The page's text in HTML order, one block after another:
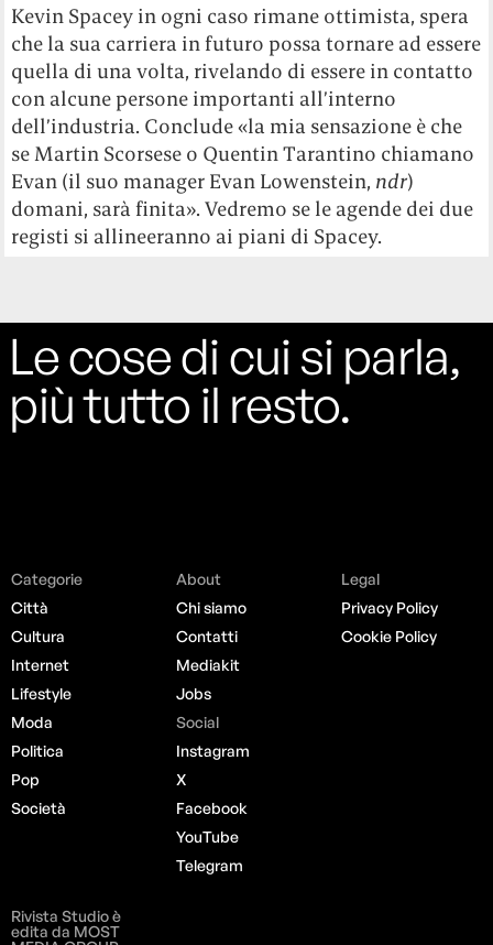
Kevin Spacey in ogni caso rimane ottimista, spera
che la sua carriera in futuro possa tornare ad essere
quella di una volta, rivelando di essere in contatto
con alcune persone importanti all’interno
dell’industria. Conclude «la mia sensazione è che
se Martin Scorsese o Quentin Tarantino chiamano
Evan (il suo manager Evan Lowenstein, ndr)
domani, sarà finita». Vedremo se le agende dei due
registi si allineeranno ai piani di Spacey.
Le cose di cui si parla,
più tutto il resto.
Categorie
Città
Cultura
Internet
Lifestyle
Moda
Politica
Pop
Società
About
Chi siamo
Contatti
Mediakit
Jobs
Social
Instagram
X
Facebook
YouTube
Telegram
Legal
Privacy Policy
Cookie Policy
Rivista Studio è
edita da MOST